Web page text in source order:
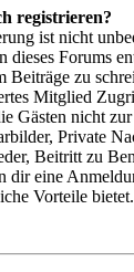
registrieren?
ist nicht
dieses Forums
Beiträge zu
Mitglied
Gästen nicht
Private
Beitritt zu
dir eine
Vorteile bietet.